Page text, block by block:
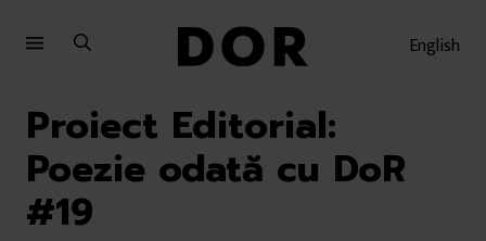
English
Proiect Editorial:
Poezie odată cu DoR
#19